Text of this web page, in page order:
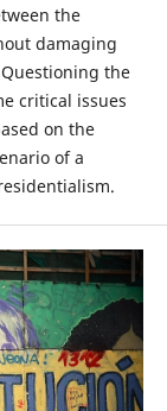
the
damaging
the
critical issues
on the
of a